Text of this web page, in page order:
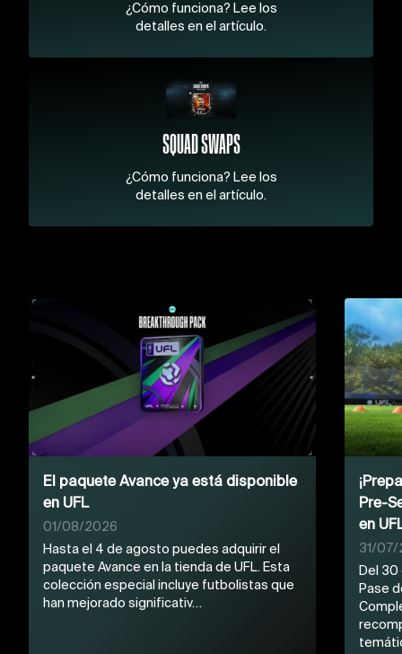
¿Cómo funciona? Lee los
detalles en el artículo.
SQUAD SWAPS
¿Cómo funciona? Lee los
detalles en el artículo.
El paquete Avance ya está disponible
en UFL
01/08/2026
Hasta el 4 de agosto puedes adquirir el
paquete Avance en la tienda de UFL. Esta
colección especial incluye futbolistas que
han mejorado significativ…
Pre-
en
31/
Del 30
Pase